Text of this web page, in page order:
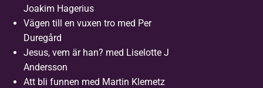
Joakim Hagerius
Vägen till en vuxen tro med Per
Duregård
Jesus, vem är han? med Liselotte J
Andersson
Att bli funnen med Martin Klemetz